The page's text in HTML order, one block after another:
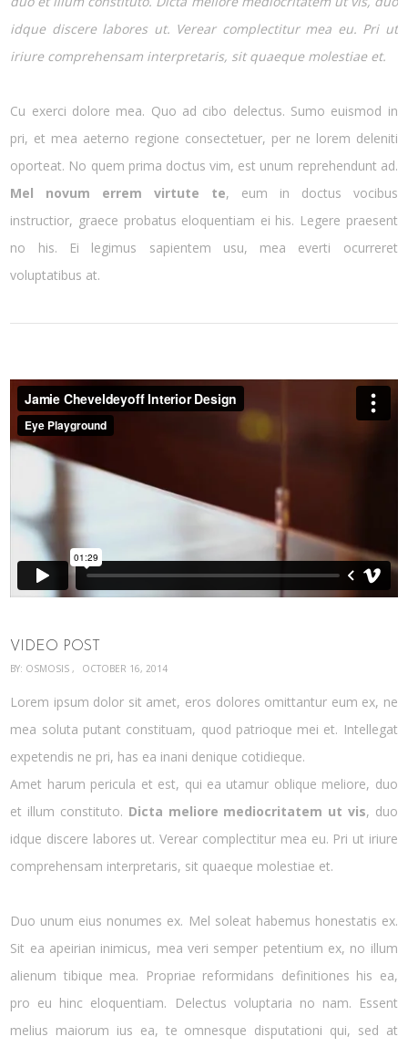
idque discere labores ut. Verear complectitur mea eu. Pri ut
iriure comprehensam interpretaris, sit quaeque molestiae et.
Cu exerci dolore mea. Quo ad cibo delectus. Sumo euismod in
pri, et mea aeterno regione consectetuer, per ne lorem deleniti
oporteat. No quem prima doctus vim, est unum reprehendunt ad.
Mel novum errem virtute te, eum in doctus vocibus
instructior, graece probatus eloquentiam ei his. Legere praesent
no his. Ei legimus sapientem usu, mea everti ocurreret
voluptatibus at.
VIDEO POST
BY: OSMOSIS OCTOBER 16, 2014
Lorem ipsum dolor sit amet, eros dolores omittantur eum ex, ne
mea soluta putant constituam, quod patrioque mei et. Intellegat
expetendis ne pri, has ea inani denique cotidieque.
Amet harum pericula et est, qui ea utamur oblique meliore, duo
et illum constituto. Dicta meliore mediocritatem ut vis, duo
idque discere labores ut. Verear complectitur mea eu. Pri ut iriure
comprehensam interpretaris, sit quaeque molestiae et.
Duo unum eius nonumes ex. Mel soleat habemus honestatis ex.
Sit ea apeirian inimicus, mea veri semper petentium ex, no illum
alienum tibique mea. Propriae reformidans definitiones his ea,
pro eu hinc eloquentiam. Delectus voluptaria no nam. Essent
melius maiorum ius ea, te omnesque disputationi qui, sed at